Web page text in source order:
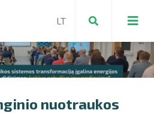
nuotraukos